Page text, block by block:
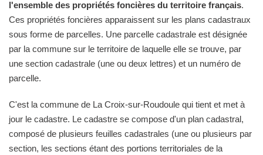
l'ensemble des propriétés foncières du territoire français.
Ces propriétés foncières apparaissent sur les plans cadastraux
sous forme de parcelles. Une parcelle cadastrale est désignée
par la commune sur le territoire de laquelle elle se trouve, par
une section cadastrale (une ou deux lettres) et un numéro de
parcelle.
C'est la commune de La Croix-sur-Roudoule qui tient et met à
jour le cadastre. Le cadastre se compose d'un plan cadastral,
composé de plusieurs feuilles cadastrales (une ou plusieurs par
section, les sections étant des portions territoriales de la